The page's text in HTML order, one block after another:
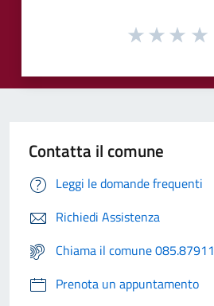
Contatta il comune
Leggi le domande frequenti
Richiedi Assistenza
Chiama il comune 085.87911
Prenota un appuntamento